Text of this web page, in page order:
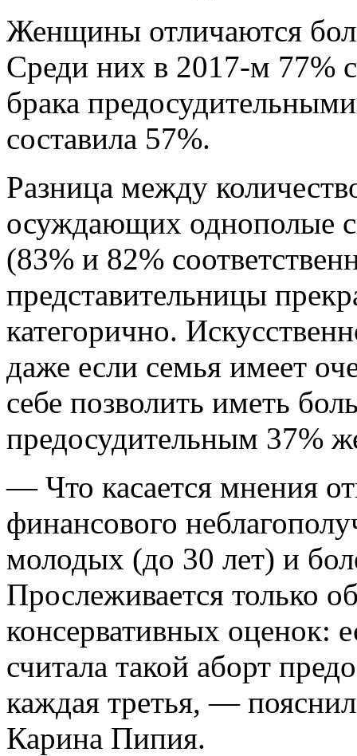
Женщины отличаются
Среди них в 2017-м 77%
брака
составила 57%.
Разница между
осуждающих однополые
(83% и 82%
представительницы
категорично.
даже если семья имеет
себе позволить иметь
предосудительным 37%
— Что касается мнения
финансового
молодых (до 30 лет) и
Прослеживается только
консервативных оценок:
считала такой аборт
каждая третья, —
Карина Пипия.